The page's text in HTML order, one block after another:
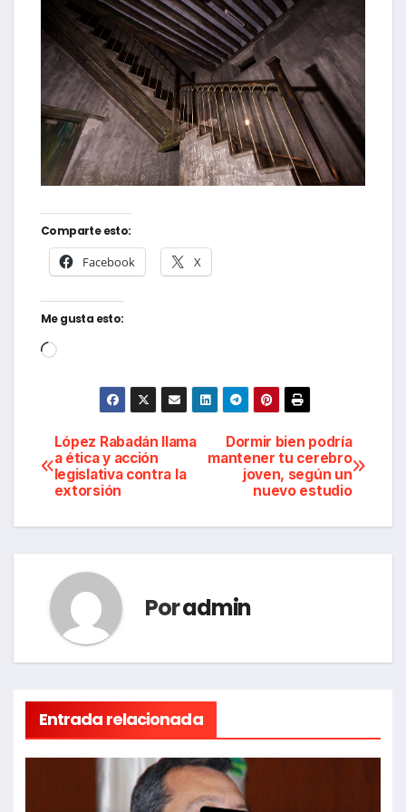
Comparte esto:
Facebook X
Me gusta esto:
Cargando...
Navegación
de
entradas
Dormir bien podría
mantener tu cerebro
joven, según un
nuevo estudio
López Rabadán llama
a ética y acción
legislativa contra la
extorsión
Poradmin
Entrada relacionada